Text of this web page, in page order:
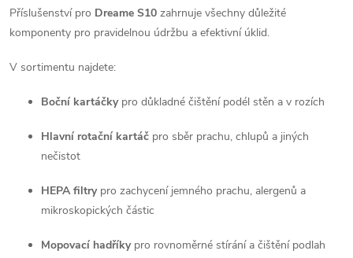
v
á
Příslušenství pro Dreame S10 zahrnuje všechny důležité
komponenty pro pravidelnou údržbu a efektivní úklid.
V sortimentu najdete:
Boční kartáčkypro důkladné čištění podél stěn a v rozích
Hlavní rotační kartáč pro sběr prachu, chlupů a jiných
nečistot
HEPA filtrypro zachycení jemného prachu, alergenů a
mikroskopických částic
Mopovací hadříkypro rovnoměrné stírání a čištění podlah